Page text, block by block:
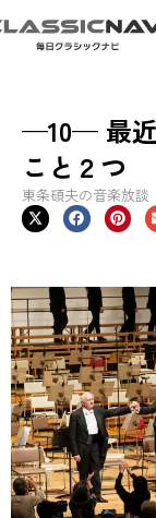
—10— 最近
こと２つ
東条碩夫の音楽放談